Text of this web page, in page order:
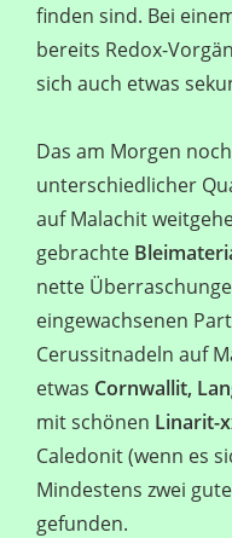
finden sind. Bei
bereits Redox-
sich auch etwas
Das am Morgen
unterschiedlicher
auf Malachit
gebrachte
nette
eingewachsenen
Cerussitnadeln auf
etwas Cornwallit,
mit schönen Linarit-
Caledonit (wenn es
Mindestens zwei
gefunden.